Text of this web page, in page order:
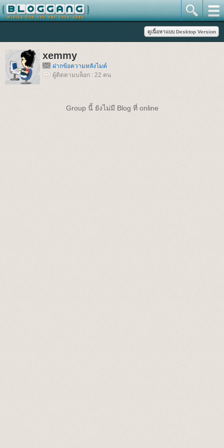
xemmy
ฝากข้อความหลังไมค์
ผู้ติดตามบล็อก : 22 คน
Group นี้ ยังไม่มี Blog ที่ online